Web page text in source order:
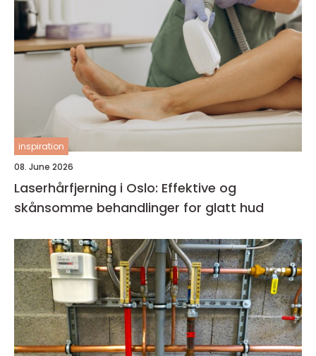
inspiration
08. June 2026
Laserhårfjerning i Oslo: Effektive og
skånsomme behandlinger for glatt hud